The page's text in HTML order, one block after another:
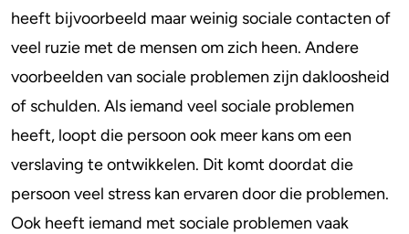
heeft bijvoorbeeld maar weinig sociale contacten of
veel ruzie met de mensen om zich heen. Andere
voorbeelden van sociale problemen zijn dakloosheid
of schulden. Als iemand veel sociale problemen
heeft, loopt die persoon ook meer kans om een
verslaving te ontwikkelen. Dit komt doordat die
persoon veel stress kan ervaren door die problemen.
Ook heeft iemand met sociale problemen vaak